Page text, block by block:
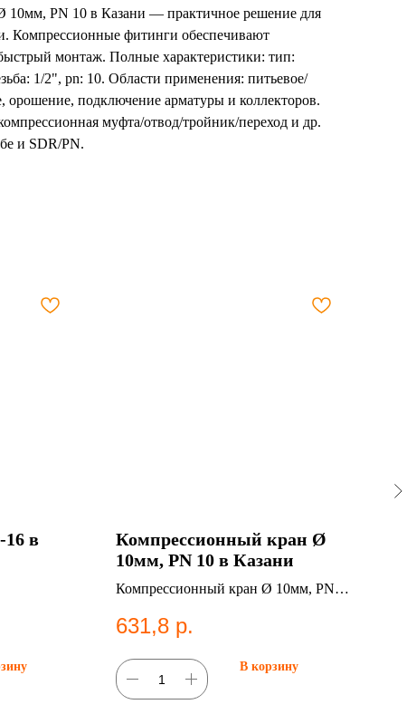
PN 10 в Казани — практичное решение для
Компрессионные фитинги обеспечивают
монтаж. Полные характеристики: тип:
1/2", pn: 10. Области применения: питьевое/
орошение, подключение арматуры и коллекторов.
муфта/отвод/тройник/переход и др.
и SDR/PN.
16 в
Компрессионный кран Ø
10мм, PN 10 в Казани
Компрессионный кран Ø 10мм, PN
фитинги;Краны.
631,8 р.
В корзину